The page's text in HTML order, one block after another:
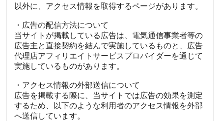
以外に、アクセス情報を取得するページがあります。
・広告の配信方法について
当サイトが掲載している広告は、電気通信事業者等の
広告主と直接契約を結んで実施しているものと、広告
代理店アフィリエイトサービスプロバイダーを通じて
実施しているものがあります。
・アクセス情報の外部送信について
広告を掲載する際に、当サイトでは広告の効果を測定
するため、以下のような利用者のアクセス情報を外部
へ送信しています。